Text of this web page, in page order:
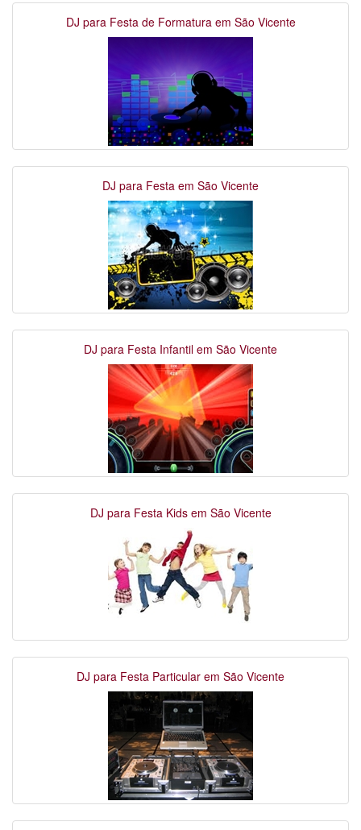
DJ para Festa de Formatura em São Vicente
DJ para Festa em São Vicente
DJ para Festa Infantil em São Vicente
DJ para Festa Kids em São Vicente
DJ para Festa Particular em São Vicente